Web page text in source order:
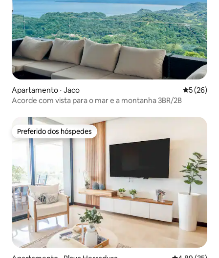
Apartamento ⋅ Jaco 5 de uma
5 (26)
Acorde com vista para o mar e a montanha 3BR/2B
Preferido dos hóspedes
Preferido dos hóspedes